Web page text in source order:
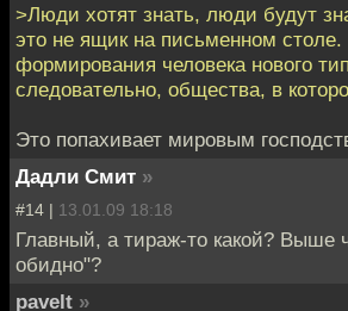
>Люди хотят знать, люди будут
это не ящик на письменном
формирования человека нового
следовательно, общества, в
Это попахивает мировым
Дадли Смит »
#14 | 13.01.09 18:18
Главный, а тираж-то какой? Выше
обидно"?
pavelt »